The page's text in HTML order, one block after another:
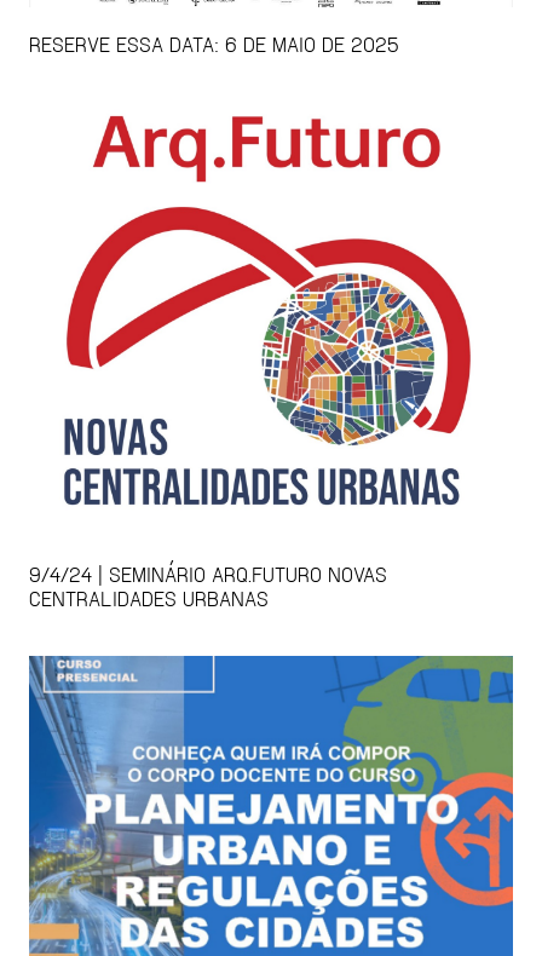
RESERVE ESSA DATA: 6 DE MAIO DE 2025
9/4/24 | SEMINÁRIO ARQ.FUTURO NOVAS
CENTRALIDADES URBANAS